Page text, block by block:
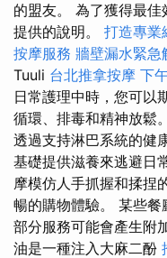
的盟友。 為了獲得最
提供的說明。 打造專業
按摩服務 牆壁漏水緊急
Tuuli 台北推拿按摩 下
日常護理中時，您可以
循環、排毒和精神放鬆。
透過支持淋巴系統的健
基礎提供滋養來逃避日
摩模仿人手抓握和揉捏
暢的購物體驗。 某些
部分服務可能會產生附
油是一種注入大麻二酚